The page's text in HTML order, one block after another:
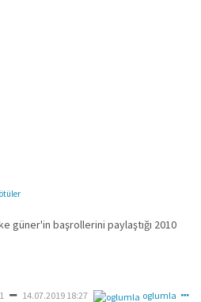
güner'in başrollerini paylaştığı 2010
14.07.2019 18:27 oglumla